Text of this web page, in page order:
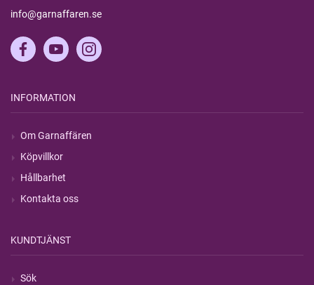
info@garnaffaren.se
INFORMATION
Om Garnaffären
Köpvillkor
Hållbarhet
Kontakta oss
KUNDTJÄNST
Sök